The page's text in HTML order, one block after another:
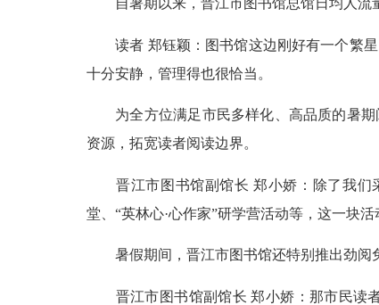
自暑期以来，晋江市图书馆总馆日均人流量
读者 郑钰颖：图书馆这边刚好有一个繁星
十分安静，管理得也很恰当。
为全方位满足市民多样化、高品质的暑期
资源，拓宽读者阅读边界。
晋江市图书馆副馆长 郑小娇：除了我们
堂、“英林心·心作家”研学营活动等，这一块
暑假期间，晋江市图书馆还特别推出劲阅
晋江市图书馆副馆长 郑小娇：那市民读者